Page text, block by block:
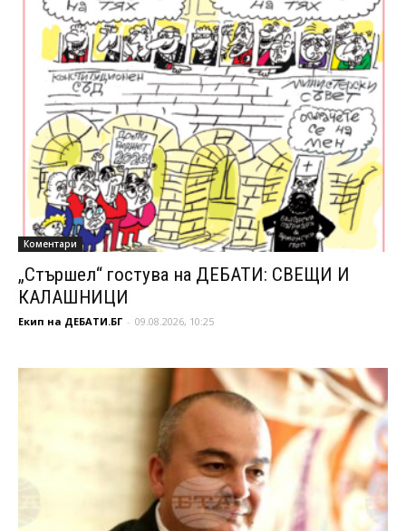
Коментари
„Стършел“ гостува на ДЕБАТИ: СВЕЩИ И
КАЛАШНИЦИ
Екип на ДЕБАТИ.БГ - 09.08.2026, 10:25